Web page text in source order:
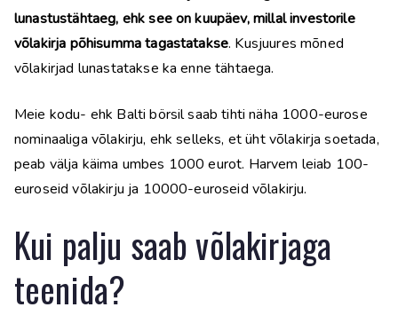
lunastustähtaeg, ehk see on kuupäev, millal investorile
võlakirja põhisumma tagastatakse. Kusjuures mõned
võlakirjad lunastatakse ka enne tähtaega.
Meie kodu- ehk Balti börsil saab tihti näha 1000-eurose
nominaaliga võlakirju, ehk selleks, et üht võlakirja soetada,
peab välja käima umbes 1000 eurot. Harvem leiab 100-
euroseid võlakirju ja 10000-euroseid võlakirju.
Kui palju saab võlakirjaga
teenida?